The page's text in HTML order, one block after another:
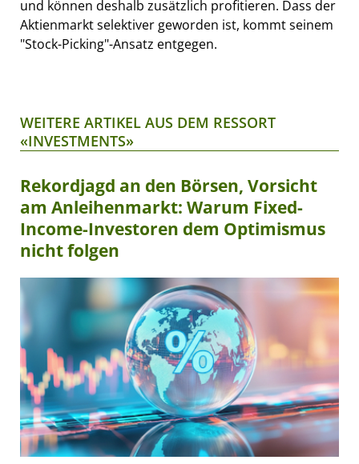
und können deshalb zusätzlich profitieren. Dass der
Aktienmarkt selektiver geworden ist, kommt seinem
"Stock-Picking"-Ansatz entgegen.
WEITERE ARTIKEL AUS DEM RESSORT
«INVESTMENTS»
Rekordjagd an den Börsen, Vorsicht
am Anleihenmarkt: Warum Fixed-
Income-Investoren dem Optimismus
nicht folgen